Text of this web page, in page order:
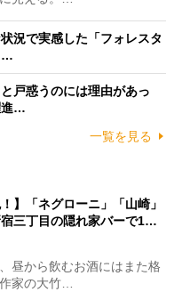
況で実感した「フォレスタ
…
戸惑うのには理由があっ
進…
一覧を見る
】「ネグローニ」「山崎」
宿三丁目の隠れ家バーで1…
昼から飲むお酒にはまた格
家の大竹…